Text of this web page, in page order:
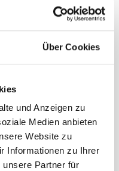
Über Cookies
und Anzeigen zu
Medien anbieten
Website zu
Informationen zu Ihrer
unsere Partner für
259,00 € -19
Menge